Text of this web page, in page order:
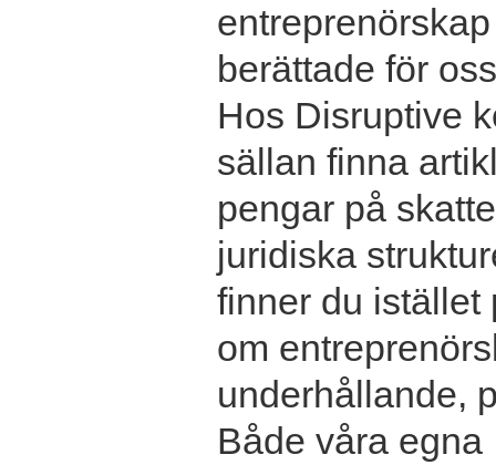
berättade för
Hos Disruptive
sällan finna
pengar på
juridiska
finner du istället
om
underhållande,
Både våra egna